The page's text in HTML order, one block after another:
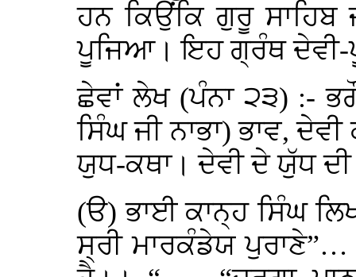
ਹਨ ਕਿਉਂਕਿ ਗੁਰੂ
ਪੂਜਿਆ। ਇਹ ਗ੍ਰੰਥ ਦੇਵੀ-
ਛੇਵਾਂ ਲੇਖ (ਪੰਨਾ ੨੩) :-
ਸਿੰਘ ਜੀ ਨਾਭਾ) ਭਾਵ,
ਯੁਧ-ਕਥਾ। ਦੇਵੀ ਦੇ ਯੁੱਧ
(ੳ) ਭਾਈ ਕਾਨ੍ਹ ਸਿੰਘ
ਸ੍ਰੀ ਮਾਰਕੰਡੇਯ